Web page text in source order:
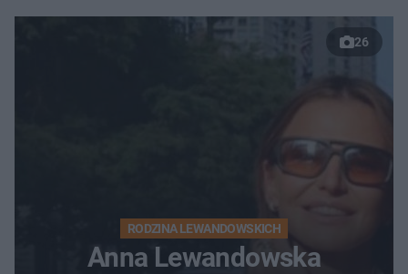
26
RODZINA LEWANDOWSKICH
Anna Lewandowska